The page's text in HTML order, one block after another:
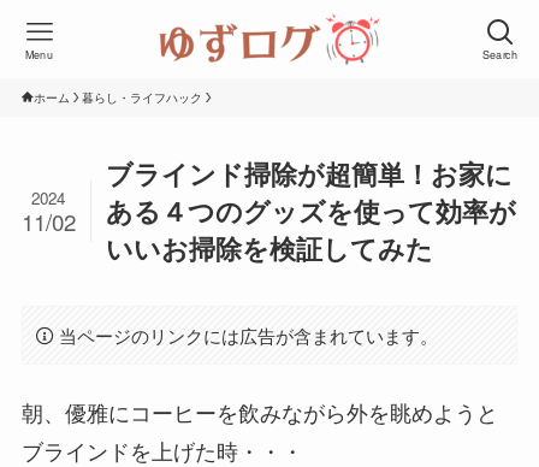
Search
Menu
ホーム 暮らし・ライフハック
ブラインド掃除が超簡単！お家に
ある４つのグッズを使って効率が
いいお掃除を検証してみた
2024
11/02
当ページのリンクには広告が含まれています。
朝、優雅にコーヒーを飲みながら外を眺めようと
ブラインドを上げた時・・・